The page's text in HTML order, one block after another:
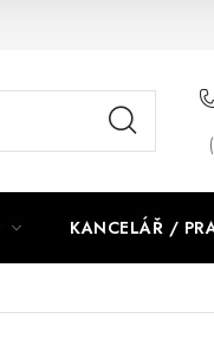
NBM+
KANCELÁŘ /